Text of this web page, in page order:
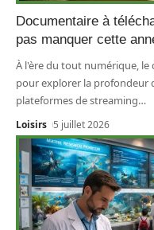
Documentaire à
pas manquer cette
À l'ère du tout numérique,
pour explorer la profondeur
plateformes de streaming…
Loisirs 5 juillet 2026